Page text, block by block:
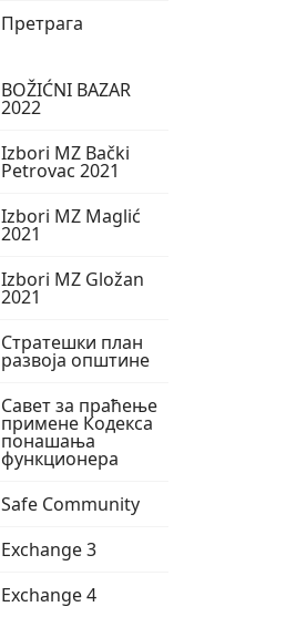
Претрага
BOŽIĆNI BAZAR
2022
Izbori MZ Bački
Petrovac 2021
Izbori MZ Maglić
2021
Izbori MZ Gložan
2021
Стратешки план
развоја општине
Савет за праћење
примене Кодекса
понашања
функционера
Safe Community
Exchange 3
Exchange 4